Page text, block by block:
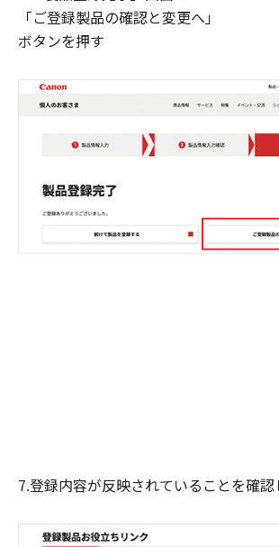
「ご登録製品の確認と変更へ」
ボタンを押す
7.登録内容が反映されていることを確